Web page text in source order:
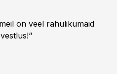
on veel rahulikumaid